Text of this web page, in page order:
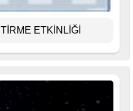
ETKİNLİĞİ